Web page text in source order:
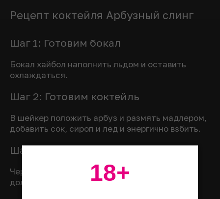
Рецепт коктейля Арбузный слинг
Шаг 1: Готовим бокал
Бокал хайбол наполнить льдом и оставить
охлаждаться.
Шаг 2: Готовим коктейль
В шейкер положить арбуз и размять мадлером,
добавить сок, сироп и лед и энергично взбить.
Шаг 3: Подаем коктейль
Через стрейнер перелить коктейль в бокал,
долить лимонадом, подавать с трубочкой.
18+